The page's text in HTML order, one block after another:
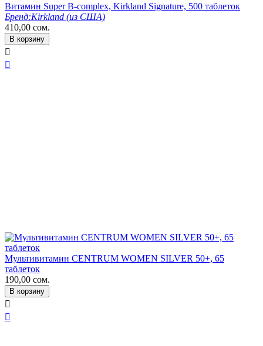
Витамин Super B-complex, Kirkland Signature, 500 таблеток
Бренд:Kirkland (из США)
410,00 сом.
В корзину


Мультивитамин CENTRUM WOMEN SILVER 50+, 65
таблеток
190,00 сом.
В корзину

